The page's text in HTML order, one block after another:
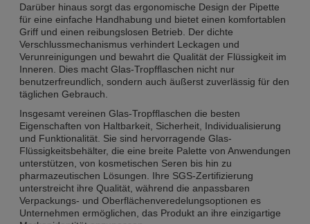
Darüber hinaus sorgt das ergonomische Design der Pipette
für eine einfache Handhabung und bietet einen komfortablen
Griff und einen reibungslosen Betrieb. Der dichte
Verschlussmechanismus verhindert Leckagen und
Verunreinigungen und bewahrt die Qualität der Flüssigkeit im
Inneren. Dies macht Glas-Tropfflaschen nicht nur
benutzerfreundlich, sondern auch äußerst zuverlässig für den
täglichen Gebrauch.
Insgesamt vereinen Glas-Tropfflaschen die besten
Eigenschaften von Haltbarkeit, Sicherheit, Individualisierung
und Funktionalität. Sie sind hervorragende Glas-
Flüssigkeitsbehälter, die eine breite Palette von Anwendungen
unterstützen, von kosmetischen Seren bis hin zu
pharmazeutischen Lösungen. Ihre SGS-Zertifizierung
unterstreicht ihre Qualität, während die anpassbaren
Verpackungs- und Oberflächenveredelungsoptionen es
Unternehmen ermöglichen, das Produkt an ihre einzigartige